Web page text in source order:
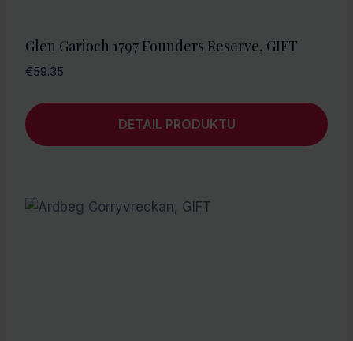
Glen Garioch 1797 Founders Reserve, GIFT
€59.35
DETAIL PRODUKTU